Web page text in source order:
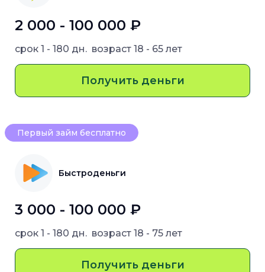
2 000 - 100 000 ₽
срок 1 - 180 дн. возраст 18 - 65 лет
Получить деньги
Первый займ бесплатно
Быстроденьги
3 000 - 100 000 ₽
срок 1 - 180 дн. возраст 18 - 75 лет
Получить деньги